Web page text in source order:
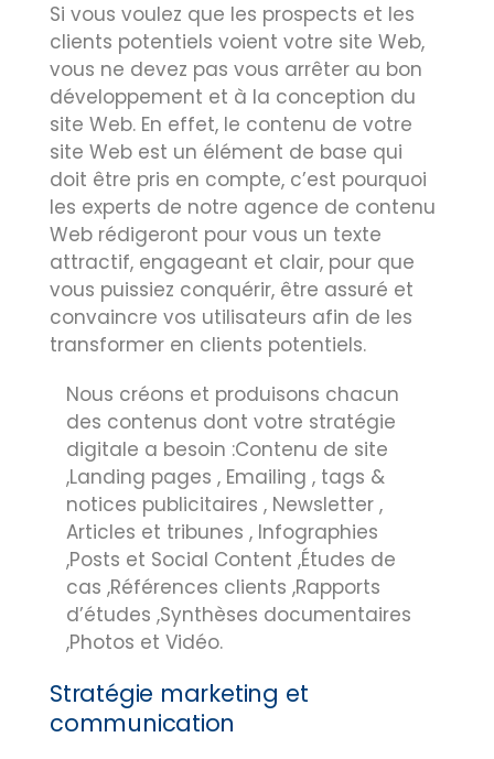
Si vous voulez que les prospects et les
clients potentiels voient votre site Web,
vous ne devez pas vous arrêter au bon
développement et à la conception du
site Web. En effet, le contenu de votre
site Web est un élément de base qui
doit être pris en compte, c’est pourquoi
les experts de notre agence de contenu
Web rédigeront pour vous un texte
attractif, engageant et clair, pour que
vous puissiez conquérir, être assuré et
convaincre vos utilisateurs afin de les
transformer en clients potentiels.
Nous créons et produisons chacun
des contenus dont votre stratégie
digitale a besoin :Contenu de site
,Landing pages , Emailing , tags &
notices publicitaires , Newsletter ,
Articles et tribunes , Infographies
,Posts et Social Content ,Études de
cas ,Références clients ,Rapports
d’études ,Synthèses documentaires
,Photos et Vidéo.
Stratégie marketing et
communication